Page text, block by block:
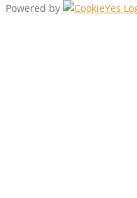
Powered by